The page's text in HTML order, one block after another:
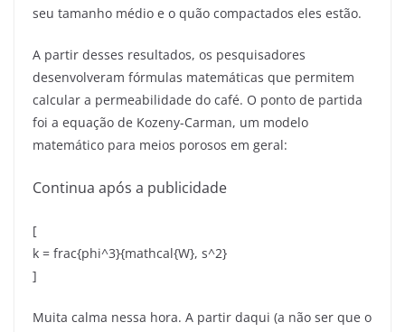
seu tamanho médio e o quão compactados eles estão.
A partir desses resultados, os pesquisadores
desenvolveram fórmulas matemáticas que permitem
calcular a permeabilidade do café. O ponto de partida
foi a equação de Kozeny-Carman, um modelo
matemático para meios porosos em geral:
Continua após a publicidade
[
k = frac{phi^3}{mathcal{W}, s^2}
]
Muita calma nessa hora. A partir daqui (a não ser que o